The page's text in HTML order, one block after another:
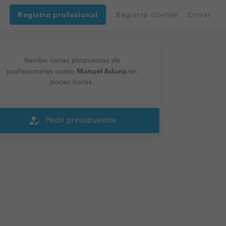
Registro profesional Registro cliente Entrar
Recibe varias propuestas de
profesionales como Manuel Aduna en
pocas horas.
how_to_reg Pedir presupuestos